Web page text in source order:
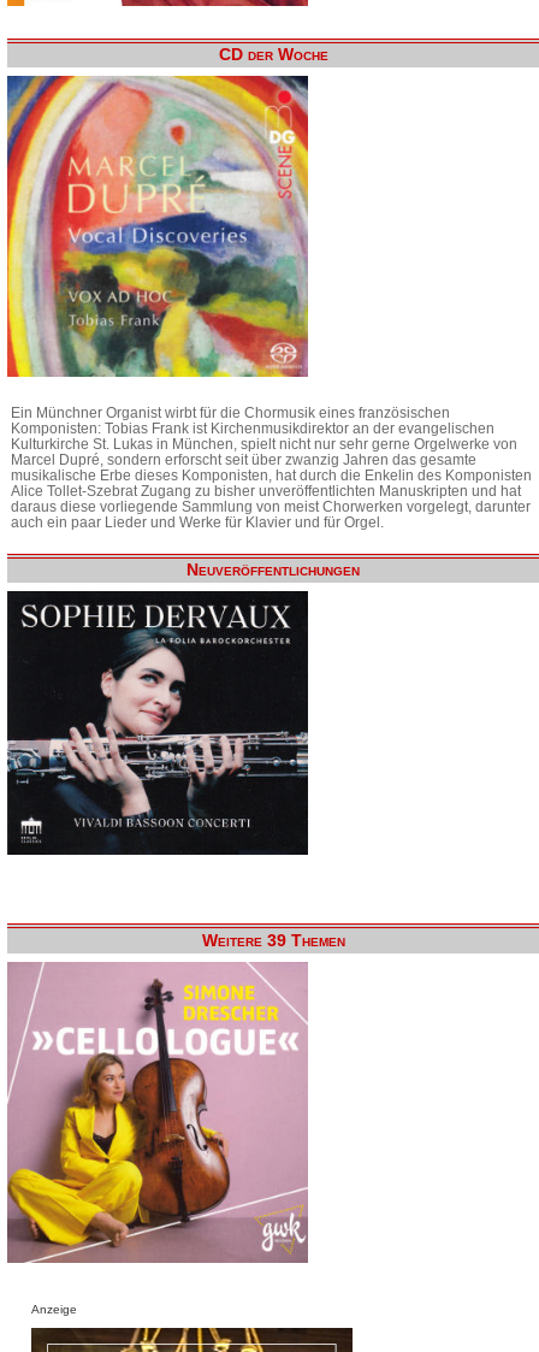
CD der Woche
Ein Münchner Organist wirbt für die Chormusik eines französischen
Komponisten: Tobias Frank ist Kirchenmusikdirektor an der evangelischen
Kulturkirche St. Lukas in München, spielt nicht nur sehr gerne Orgelwerke von
Marcel Dupré, sondern erforscht seit über zwanzig Jahren das gesamte
musikalische Erbe dieses Komponisten, hat durch die Enkelin des Komponisten
Alice Tollet-Szebrat Zugang zu bisher unveröffentlichten Manuskripten und hat
daraus diese vorliegende Sammlung von meist Chorwerken vorgelegt, darunter
auch ein paar Lieder und Werke für Klavier und für Orgel.
Neuveröffentlichungen
Weitere 39 Themen
Anzeige